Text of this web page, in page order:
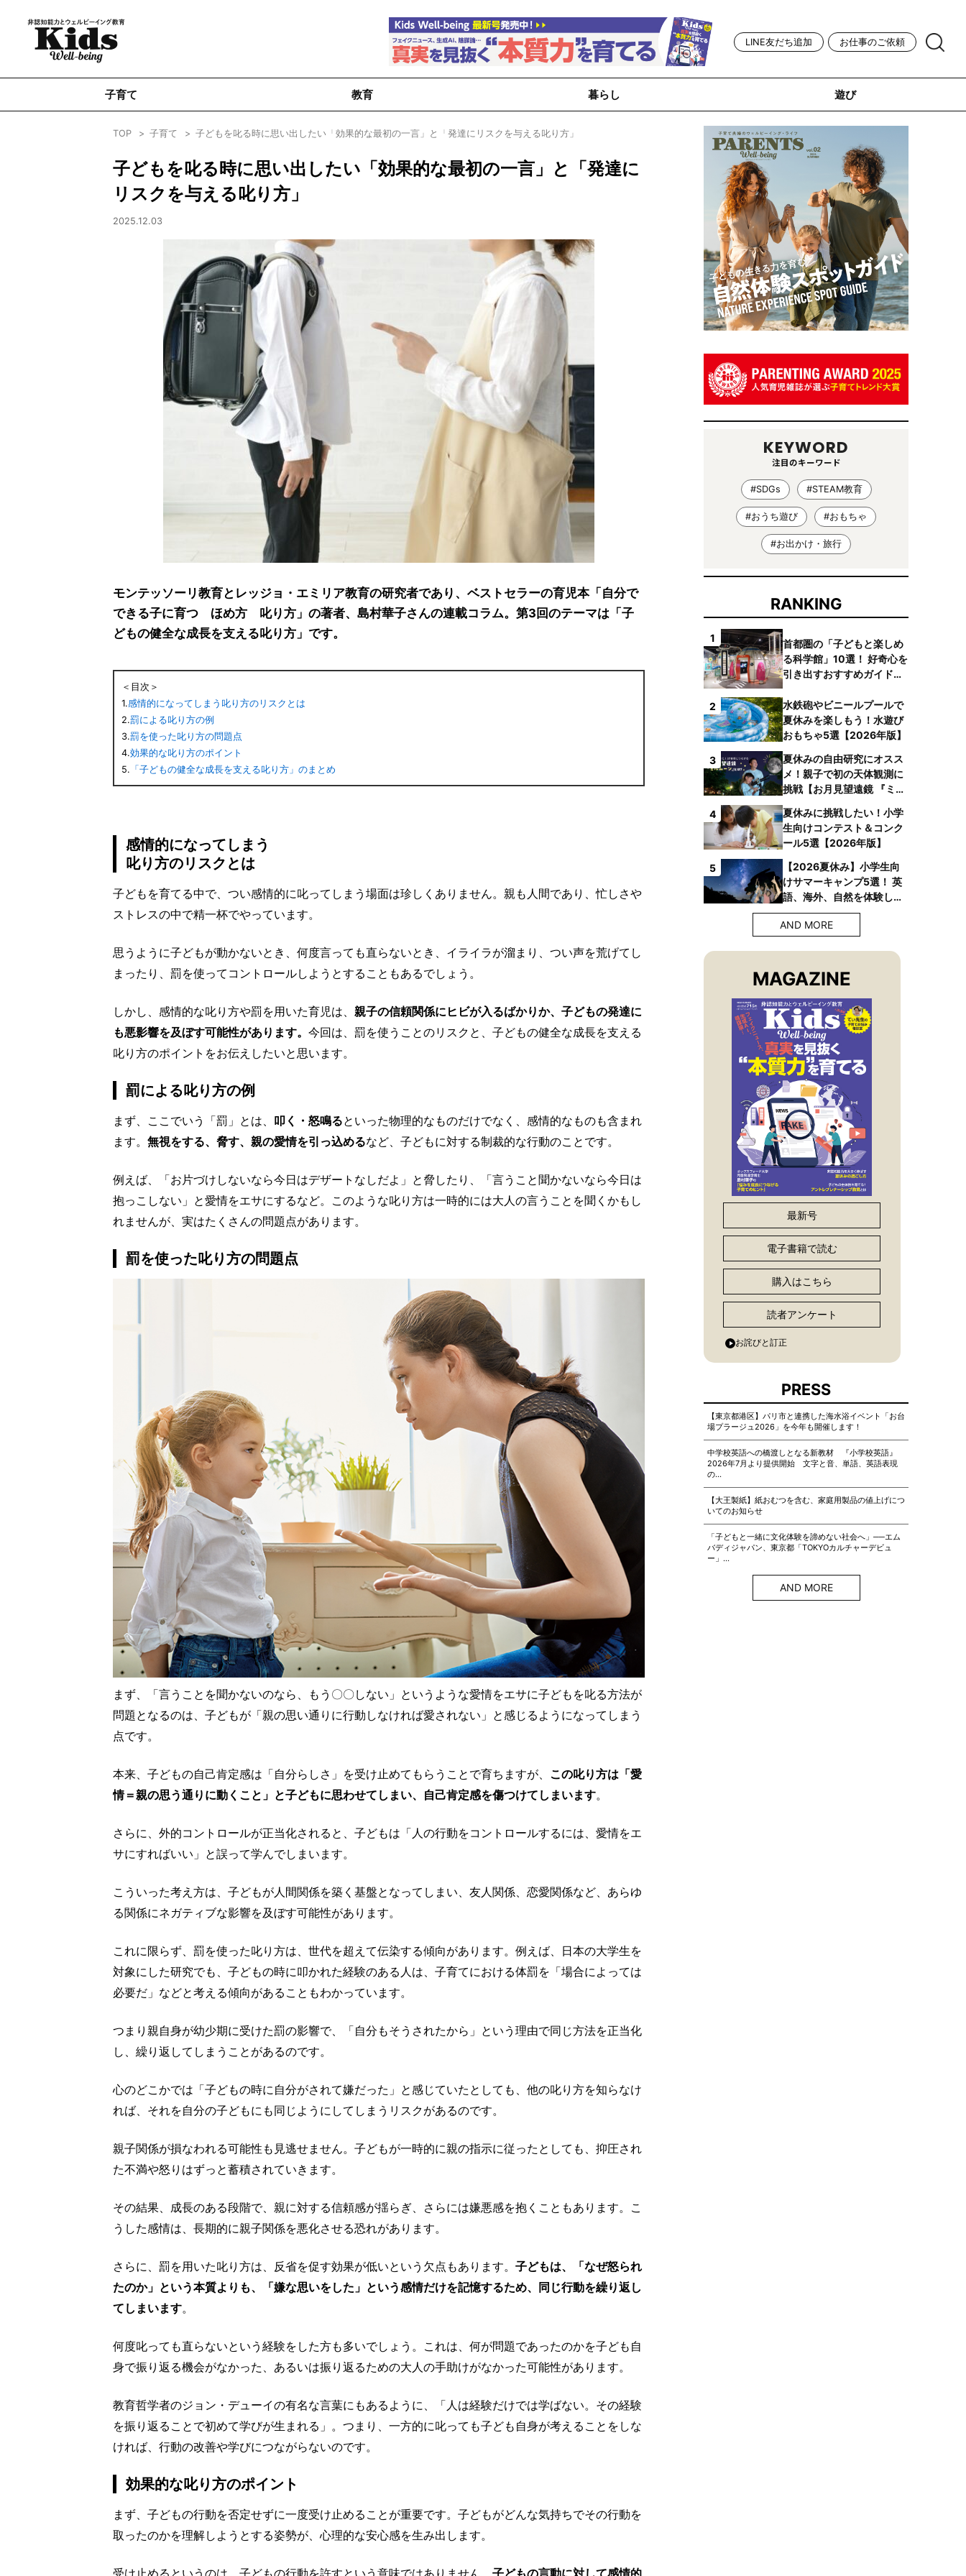
LINE友だち追加 お仕事のご依頼
子育て 教育 暮らし 遊び
TOP 子育て 子どもを叱る時に思い出したい「効果的な最初の一言」と「発達にリスクを与える叱り方」
子どもを叱る時に思い出したい「効果的な最初の一言」と「発達に
リスクを与える叱り方」
2025.12.03
モンテッソーリ教育とレッジョ・エミリア教育の研究者であり、ベストセラーの育児本「自分で
できる子に育つ ほめ方 叱り方」の著者、島村華子さんの連載コラム。第3回のテーマは「子
どもの健全な成長を支える叱り方」です。
＜目次＞
1.感情的になってしまう叱り方のリスクとは
2.罰による叱り方の例
3.罰を使った叱り方の問題点
4.効果的な叱り方のポイント
5. 「子どもの健全な成長を支える叱り方」のまとめ
感情的になってしまう
叱り方のリスクとは
子どもを育てる中で、つい感情的に叱ってしまう場面は珍しくありません。親も人間であり、忙しさや
ストレスの中で精一杯でやっています。
思うように子どもが動かないとき、何度言っても直らないとき、イライラが溜まり、つい声を荒げてし
まったり、罰を使ってコントロールしようとすることもあるでしょう。
しかし、感情的な叱り方や罰を用いた育児は、 親子の信頼関係にヒビが入るばかりか、子どもの発達に
も悪影響を及ぼす可能性があります。 今回は、罰を使うことのリスクと、子どもの健全な成長を支える
叱り方のポイントをお伝えしたいと思います。
罰による叱り方の例
まず、ここでいう「罰」とは、 叩く・怒鳴るといった物理的なものだけでなく、感情的なものも含まれ
ます。 無視をする、脅す、親の愛情を引っ込めるなど、子どもに対する制裁的な行動のことです。
例えば、「お片づけしないなら今日はデザートなしだよ」と脅したり、「言うこと聞かないなら今日は
抱っこしない」と愛情をエサにするなど。このような叱り方は一時的には大人の言うことを聞くかもし
れませんが、実はたくさんの問題点があります。
罰を使った叱り方の問題点
まず、「言うことを聞かないのなら、もう〇〇しない」というような愛情をエサに子どもを叱る方法が
問題となるのは、子どもが「親の思い通りに行動しなければ愛されない」と感じるようになってしまう
点です。
本来、子どもの自己肯定感は「自分らしさ」を受け止めてもらうことで育ちますが、 この叱り方は「愛
情＝親の思う通りに動くこと」と子どもに思わせてしまい、自己肯定感を傷つけてしまいます。
さらに、外的コントロールが正当化されると、子どもは「人の行動をコントロールするには、愛情をエ
サにすればいい」と誤って学んでしまいます。
こういった考え方は、子どもが人間関係を築く基盤となってしまい、友人関係、恋愛関係など、あらゆ
る関係にネガティブな影響を及ぼす可能性があります。
これに限らず、罰を使った叱り方は、世代を超えて伝染する傾向があります。例えば、日本の大学生を
対象にした研究でも、子どもの時に叩かれた経験のある人は、子育てにおける体罰を「場合によっては
必要だ」などと考える傾向があることもわかっています。
つまり親自身が幼少期に受けた罰の影響で、「自分もそうされたから」という理由で同じ方法を正当化
し、繰り返してしまうことがあるのです。
心のどこかでは「子どもの時に自分がされて嫌だった」と感じていたとしても、他の叱り方を知らなけ
れば、それを自分の子どもにも同じようにしてしまうリスクがあるのです。
親子関係が損なわれる可能性も見逃せません。子どもが一時的に親の指示に従ったとしても、抑圧され
た不満や怒りはずっと蓄積されていきます。
その結果、成長のある段階で、親に対する信頼感が揺らぎ、さらには嫌悪感を抱くこともあります。こ
うした感情は、長期的に親子関係を悪化させる恐れがあります。
さらに、罰を用いた叱り方は、反省を促す効果が低いという欠点もあります。 子どもは、「なぜ怒られ
たのか」という本質よりも、「嫌な思いをした」という感情だけを記憶するため、同じ行動を繰り返し
てしまいます。
何度叱っても直らないという経験をした方も多いでしょう。これは、何が問題であったのかを子ども自
身で振り返る機会がなかった、あるいは振り返るための大人の手助けがなかった可能性があります。
教育哲学者のジョン・デューイの有名な言葉にもあるように、「人は経験だけでは学ばない。その経験
を振り返ることで初めて学びが生まれる」。つまり、一方的に叱っても子ども自身が考えることをしな
ければ、行動の改善や学びにつながらないのです。
効果的な叱り方のポイント
まず、子どもの行動を否定せずに一度受け止めることが重要です。子どもがどんな気持ちでその行動を
取ったのかを理解しようとする姿勢が、心理的な安心感を生み出します。
受け止めるというのは、子どもの行動を許すという意味ではありません。 子どもの言動に対して感情的
KEYWORD
注目のキーワード
#SDGs #STEAM教育
#おうち遊び #おもちゃ
#お出かけ・旅行
RANKING
1
首都圏の「子どもと楽しめ
る科学館」10選！ 好奇心を
引き出すおすすめガイドブ
2
水鉄砲やビニールプールで
夏休みを楽しもう！水遊び
おもちゃ5選【2026年版】
3
夏休みの自由研究にオスス
メ！親子で初の天体観測に
挑戦【お月見望遠鏡 『ミル
4
夏休みに挑戦したい！小学
生向けコンテスト＆コンク
ール5選【2026年版】
5
【2026夏休み】小学生向
けサマーキャンプ5選！ 英
語、海外、自然を体験しよ
う！
AND MORE
MAGAZINE
最新号
電子書籍で読む
購入はこちら
読者アンケート
お詫びと訂正
PRESS
【東京都港区】パリ市と連携した海水浴イベント「お台
場プラージュ2026」を今年も開催します！
中学校英語への橋渡しとなる新教材 『小学校英語』
2026年7月より提供開始 文字と音、単語、英語表現
の…
【大王製紙】紙おむつを含む、家庭用製品の値上げにつ
いてのお知らせ
「子どもと一緒に文化体験を諦めない社会へ」──エム
バディジャパン、東京都「TOKYOカルチャーデビュ
ー」…
AND MORE